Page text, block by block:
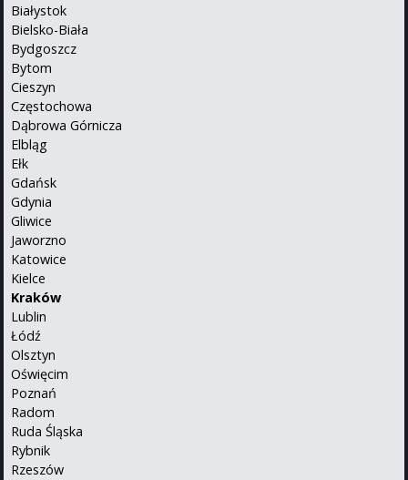
Białystok
Bielsko-Biała
Bydgoszcz
Bytom
Cieszyn
Częstochowa
Dąbrowa Górnicza
Elbląg
Ełk
Gdańsk
Gdynia
Gliwice
Jaworzno
Katowice
Kielce
Kraków
Lublin
Łódź
Olsztyn
Oświęcim
Poznań
Radom
Ruda Śląska
Rybnik
Rzeszów